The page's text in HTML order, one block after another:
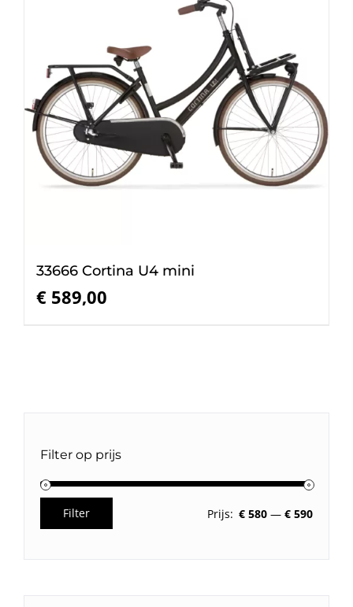
33666 Cortina U4 mini
€ 589,00
Filter op prijs
Max.
Filter Prijs: € 580 — € 590